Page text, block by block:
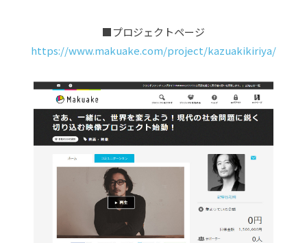
■プロジェクトページ
https://www.makuake.com/project/kazuakikiriya/